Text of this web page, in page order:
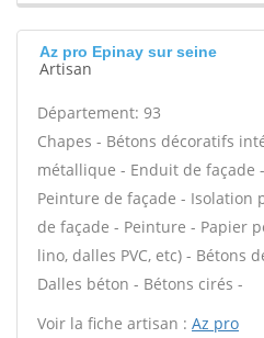
Az pro Epinay sur seine
Artisan
Département: 93
Chapes - Bétons décoratifs
métallique - Enduit de façade
Peinture de façade - Isolation
de façade - Peinture - Papier
lino, dalles PVC, etc) - Bétons
Dalles béton - Bétons cirés -
Voir la fiche artisan : Az pro